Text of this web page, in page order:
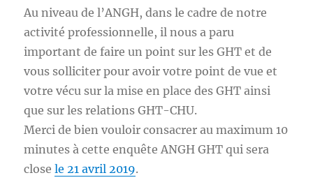
Au niveau de l’ANGH, dans le cadre de notre
activité professionnelle, il nous a paru
important de faire un point sur les GHT et de
vous solliciter pour avoir votre point de vue et
votre vécu sur la mise en place des GHT ainsi
que sur les relations GHT-CHU.
Merci de bien vouloir consacrer au maximum 10
minutes à cette enquête ANGH GHT qui sera
closele 21 avril 2019.